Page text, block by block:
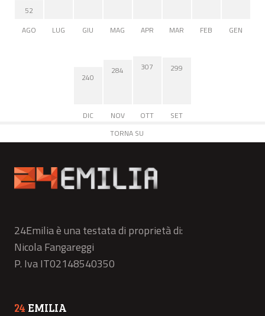
52
AGO
LUG GIU MAG APR MAR FEB GEN
240
DIC
284
NOV
307
OTT
299
SET
TORNA SU
24Emilia è una testata di proprietà di:
Nicola Fangareggi
P. Iva IT02148540350
24 EMILIA